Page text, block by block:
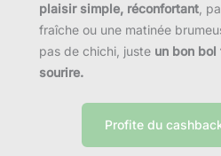
plaisir simple, réconfortant ,
fraîche ou une matinée
pas de chichi, juste un bon
sourire.
Profite du